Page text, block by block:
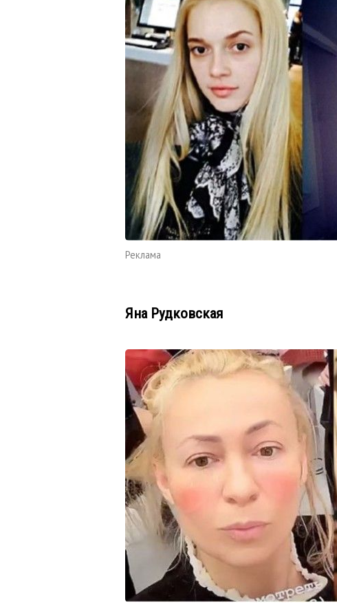
Реклама
Яна Рудковская